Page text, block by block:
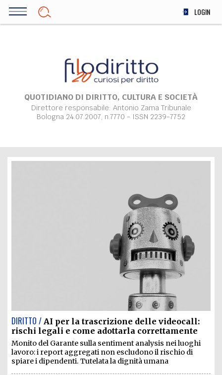
Salta
LOGIN
SOCIETÀ
MEDICINA
SCIENZA
STORIA E FILOSOFIA
INNOVAZIONE
COMITATO SCIENTIFICO AUTORI
COLLABORA CON NOI
EXTRA
PROCEEDINGS PUBBLICITÀ CONTATTI
SOCIAL MEDIA
QUOTIDIANO DI DIRITTO, CULTURA E SOCIETÀ
Direttore responsabile: Antonio Zama Tribunale
Bologna 24.07.2007, n.7770 - ISSN 2239-7752
DIRITTO / AI per la trascrizione delle videocall:
rischi legali e come adottarla correttamente
Monito del Garante sulla sentiment analysis nei luoghi
lavoro: i report aggregati non escludono il rischio di
spiare i dipendenti. Tutelata la dignità umana